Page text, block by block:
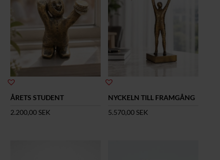
ÅRETS STUDENT
2.200,00 SEK
NYCKELN TILL FRAMGÅNG
5.570,00 SEK